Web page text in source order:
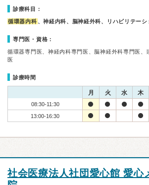
診療科目：
循環器内科 、神経内科、脳神経外科、リハビリテー
専門医・資格：
循環器専門医、神経内科専門医、脳神経外科専門医、
医
診療時間
月 火 水 木
08:30-11:30
13:00-16:30
社会医療法人社団愛心館 愛心